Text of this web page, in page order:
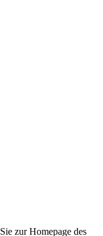
zur Homepage des